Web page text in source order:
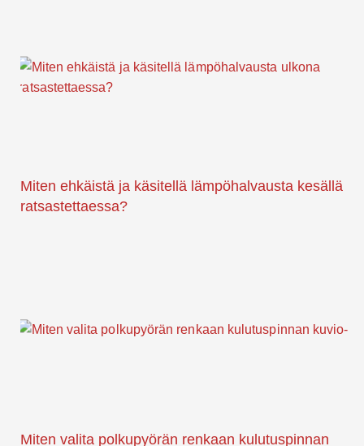
Miten ehkäistä ja käsitellä lämpöhalvausta kesällä
ratsastettaessa?
Miten valita polkupyörän renkaan kulutuspinnan